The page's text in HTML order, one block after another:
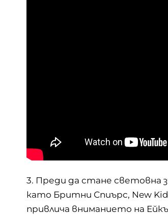
3. Преди да стане световна
като Бритни Спиърс, New
привлича вниманието на